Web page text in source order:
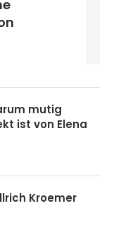
mutig
ist von Elena
Kroemer